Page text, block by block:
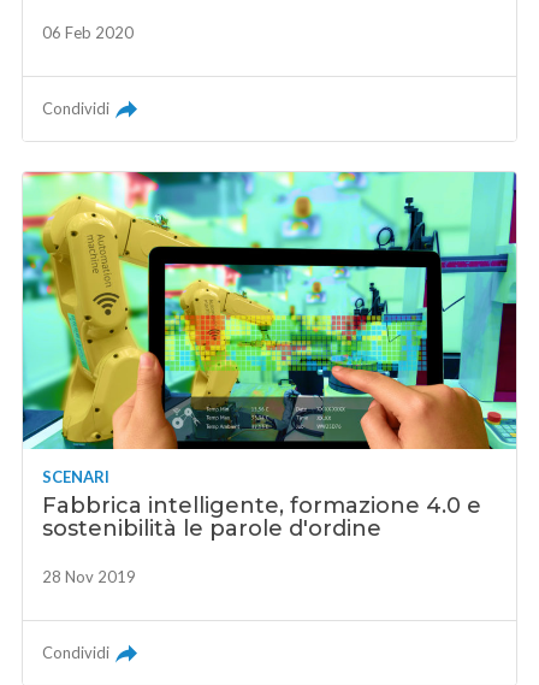
06 Feb 2020
Condividi
SCENARI
Fabbrica intelligente, formazione 4.0 e
sostenibilità le parole d'ordine
28 Nov 2019
Condividi